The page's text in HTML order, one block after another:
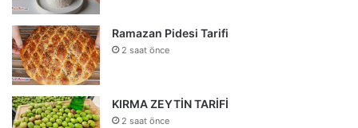
Ramazan Pidesi Tarifi
2 saat önce
KIRMA ZEYTİN TARİFİ
2 saat önce